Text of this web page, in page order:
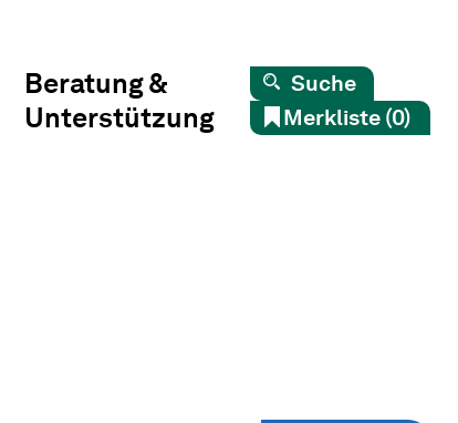
Beratung &
Unterstützung
Suche
Merkliste (0)